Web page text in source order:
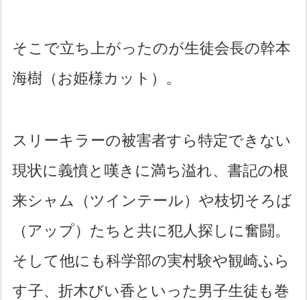
そこで立ち上がったのが生徒会長の幹本
海樹（お姫様カット）。
スリーキラーの被害者すら特定できない
現状に義憤と嘆きに満ち溢れ、書記の根
来シャム（ツインテール）や枝切そろば
（アップ）たちと共に犯人探しに奮闘。
そして他にも科学部の実村験や観崎ふら
す子、折木びい香といった男子生徒も巻